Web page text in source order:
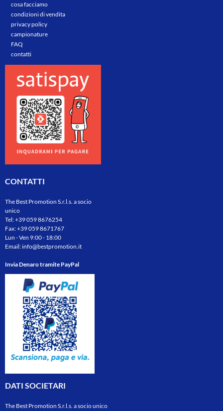
cosa facciamo
condizioni di vendita
privacy policy
campionature
FAQ
contatti
CONTATTI
The Best Promotion S.r.l.s. a socio
unico
Tel:+39 059 8676254
Fax: +39 059 8671767
Lun - Ven 9:00 - 18:00
Email:info@bestpromotion.it
Invia Denaro tramite PayPal
DATI SOCIETARI
The Best Promotion S.r.l.s. a socio unico